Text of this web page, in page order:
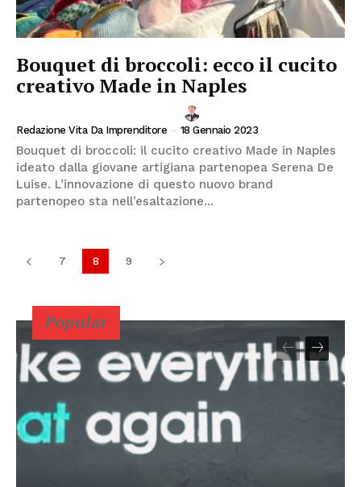
Bouquet di broccoli: ecco il cucito
creativo Made in Naples
Redazione Vita Da Imprenditore - 18 Gennaio 2023
Bouquet di broccoli: il cucito creativo Made in Naples
ideato dalla giovane artigiana partenopea Serena De
Luise. L’innovazione di questo nuovo brand
partenopeo sta nell’esaltazione...
7 8 9
Popular